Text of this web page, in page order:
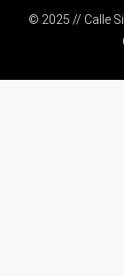
© 2025 // Calle